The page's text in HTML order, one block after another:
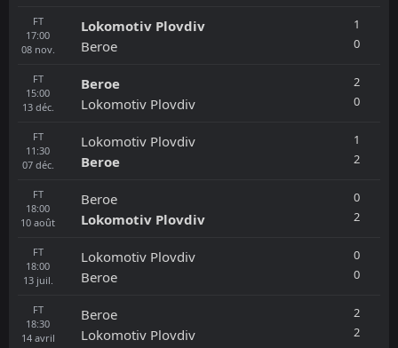
FT
17:00
08 nov.
Lokomotiv Plovdiv
Beroe
1
0
FT
15:00
13 déc.
Beroe
Lokomotiv Plovdiv
2
0
FT
11:30
07 déc.
Lokomotiv Plovdiv
Beroe
1
2
FT
18:00
10 août
Beroe
Lokomotiv Plovdiv
0
2
FT
18:00
13 juil.
Lokomotiv Plovdiv
Beroe
0
0
FT
18:30
14 avril
Beroe
Lokomotiv Plovdiv
2
2